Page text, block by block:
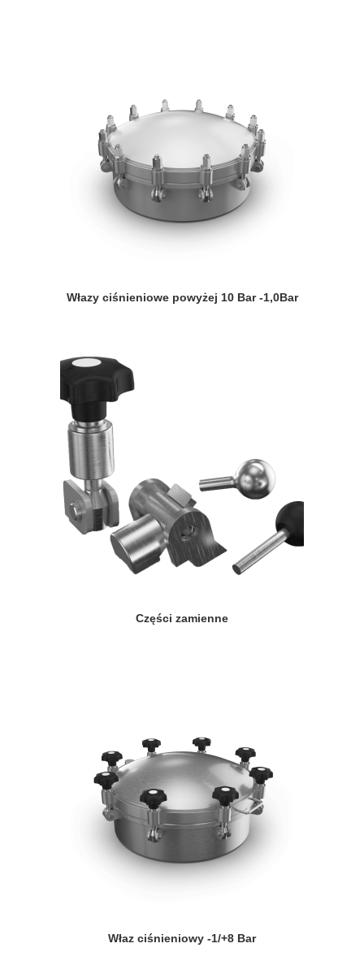
Włazy ciśnieniowe powyżej 10 Bar -1,0Bar
Części zamienne
Właz ciśnieniowy -1/+8 Bar